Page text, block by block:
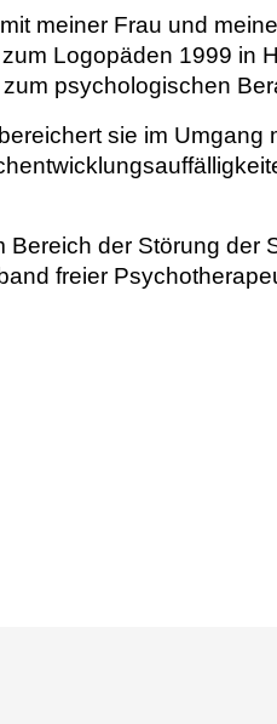
meiner Frau und
Logopäden 1999 in
psychologischen
sie im Umgang
der Störung der
freier